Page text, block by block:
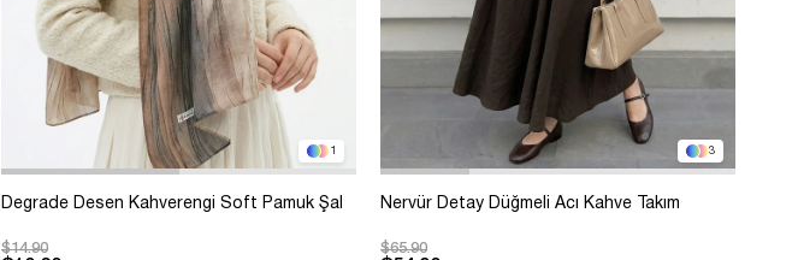
1
Degrade Desen Kahverengi Soft Pamuk Şal
$14.90
3
Nervür Detay Düğmeli Acı Kahve Takım
$65.90